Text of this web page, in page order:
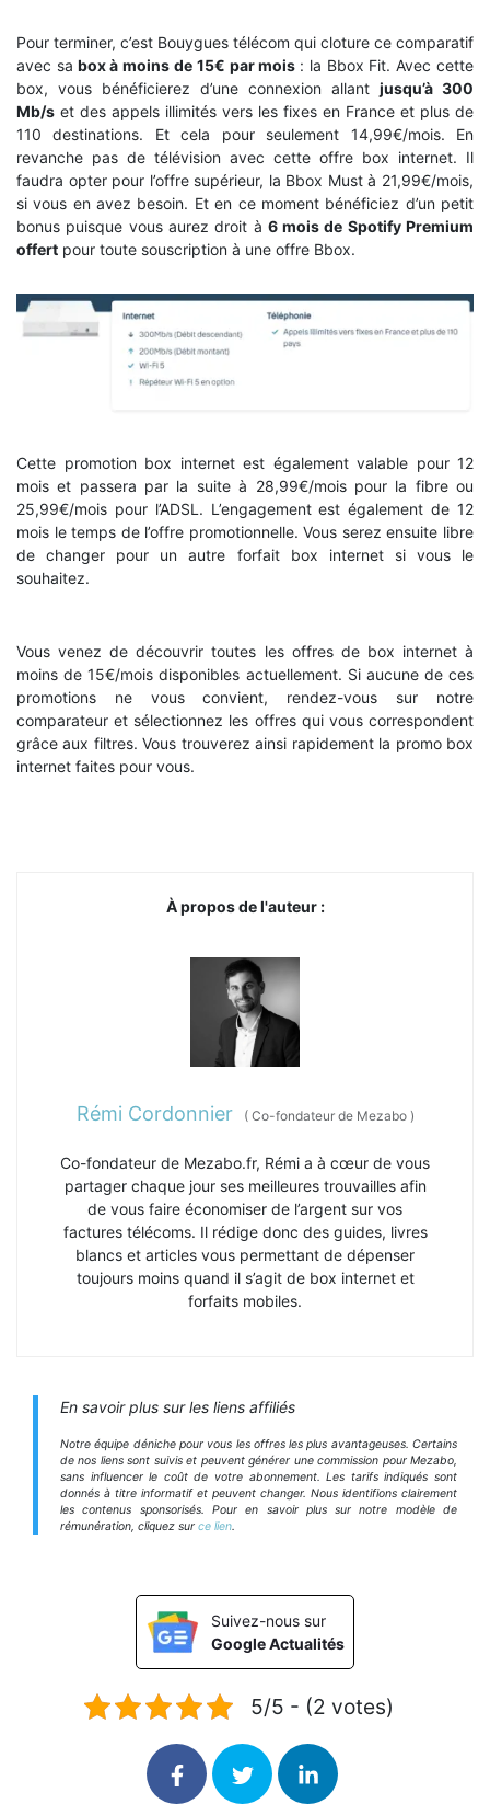
Pour terminer, c’est Bouygues télécom qui cloture ce comparatif
avec sa box à moins de 15€ par mois : la Bbox Fit. Avec cette
box, vous bénéficierez d’une connexion allant jusqu’à 300
Mb/s et des appels illimités vers les fixes en France et plus de
110 destinations. Et cela pour seulement 14,99€/mois. En
revanche pas de télévision avec cette offre box internet. Il
faudra opter pour l’offre supérieur, la Bbox Must à 21,99€/mois,
si vous en avez besoin. Et en ce moment bénéficiez d’un petit
bonus puisque vous aurez droit à 6 mois de Spotify Premium
offert pour toute souscription à une offre Bbox.
Cette promotion box internet est également valable pour 12
mois et passera par la suite à 28,99€/mois pour la fibre ou
25,99€/mois pour l’ADSL. L’engagement est également de 12
mois le temps de l’offre promotionnelle. Vous serez ensuite libre
de changer pour un autre forfait box internet si vous le
souhaitez.
Vous venez de découvrir toutes les offres de box internet à
moins de 15€/mois disponibles actuellement. Si aucune de ces
promotions ne vous convient, rendez-vous sur notre
comparateur et sélectionnez les offres qui vous correspondent
grâce aux filtres. Vous trouverez ainsi rapidement la promo box
internet faites pour vous.
À propos de l'auteur :
Rémi Cordonnier (Co-fondateur de Mezabo )
Co-fondateur de Mezabo.fr, Rémi a à cœur de vous
partager chaque jour ses meilleures trouvailles afin
de vous faire économiser de l’argent sur vos
factures télécoms. Il rédige donc des guides, livres
blancs et articles vous permettant de dépenser
toujours moins quand il s’agit de box internet et
forfaits mobiles.
En savoir plus sur les liens affiliés
Notre équipe déniche pour vous les offres les plus avantageuses. Certains
de nos liens sont suivis et peuvent générer une commission pour Mezabo,
sans influencer le coût de votre abonnement. Les tarifs indiqués sont
donnés à titre informatif et peuvent changer. Nous identifions clairement
les contenus sponsorisés. Pour en savoir plus sur notre modèle de
rémunération, cliquez sur ce lien.
Suivez-nous sur
Google Actualités
5/5 - (2 votes)